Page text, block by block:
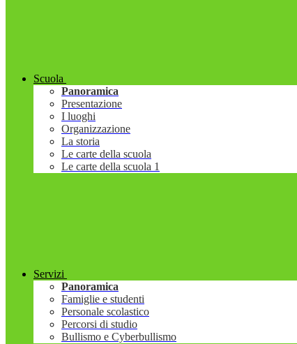
Scuola
Panoramica
Presentazione
I luoghi
Organizzazione
La storia
Le carte della scuola
Le carte della scuola 1
Servizi
Panoramica
Famiglie e studenti
Personale scolastico
Percorsi di studio
Bullismo e Cyberbullismo